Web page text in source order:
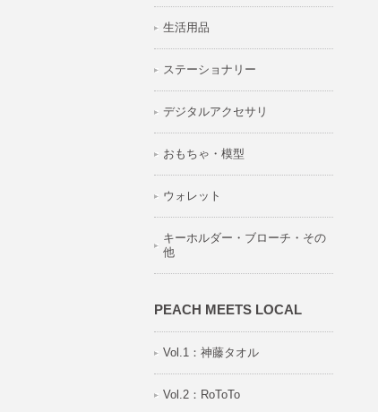
生活用品
ステーショナリー
デジタルアクセサリ
おもちゃ・模型
ウォレット
キーホルダー・ブローチ・その
他
PEACH MEETS LOCAL
Vol.1：神藤タオル
Vol.2：RoToTo